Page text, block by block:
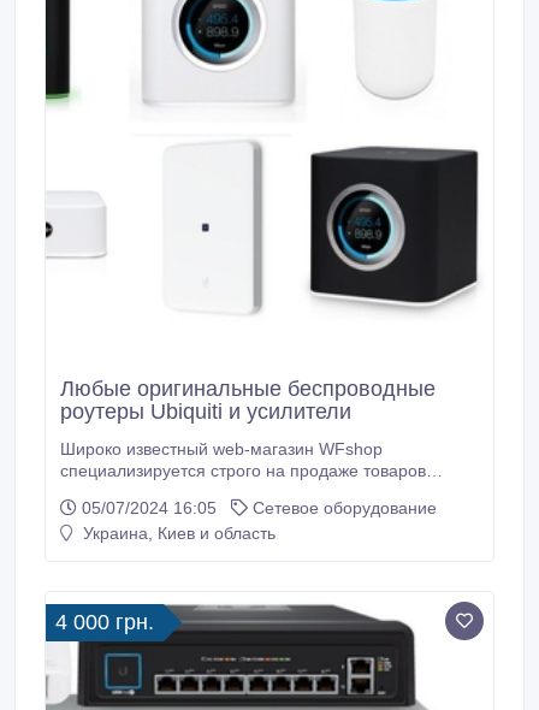
Любые оригинальные беспроводные
роутеры Ubiquiti и усилители
Широко известный web-магазин WFshop
специализируется строго на продаже товаров
оборудования UBNT и может предложить любые
роутеры Ubiquiti и усилители. С помощью интернет-
05/07/2024 16:05
Сетевое оборудование
Украина, Киев и область
4 000 грн.